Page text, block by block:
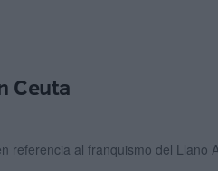
Ceuta
referencia al franquismo del Llano